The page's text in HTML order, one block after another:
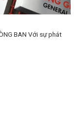
BAN Với sự phát